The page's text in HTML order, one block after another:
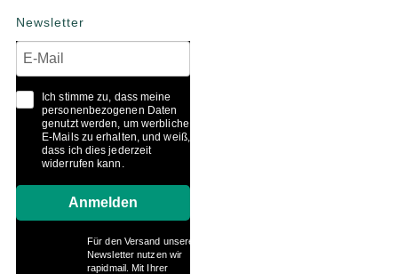
Newsletter
Ich stimme zu, dass meine
personenbezogenen Daten
genutzt werden, um werbliche
E-Mails zu erhalten, und weiß,
dass ich dies jederzeit
widerrufen kann.
Anmelden
Für den Versand unserer
Newsletter nutzen wir
rapidmail. Mit Ihrer